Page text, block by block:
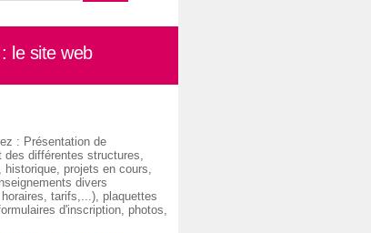
le site web
: Présentation de
des différentes structures,
historique, projets en cours,
divers
tarifs,...), plaquettes
d'inscription, photos,